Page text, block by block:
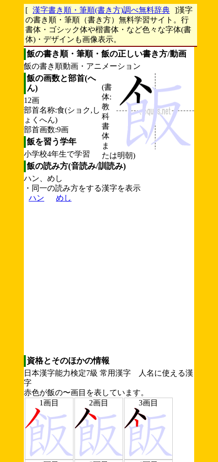
[ 漢字書き順・筆順(書き方)調べ無料辞典 ]漢字
の書き順・筆順（書き方）無料学習サイト。行
書体・ゴシック体や楷書体・など色々な字体(書
体)・デザインも画像表示。
飯の書き順・筆順・飯の正しい書き方/動画
飯の書き順動画・アニメーション
(書
体:
教
科
書
体
ま
たは明朝)
飯の画数と部首(へ
ん)
12画
部首名称:食(ショク,し
ょくへん)
部首画数:9画
飯を習う学年
小学校4年生で学習
飯の読み方(音読み/訓読み)
ハン、めし
・同一の読み方をする漢字を表示
ハン
めし
資格とそのほかの情報
日本漢字能力検定7級 常用漢字 人名に使える漢
字
赤色が飯の〜画目を表しています。
1画目
2画目 3画目